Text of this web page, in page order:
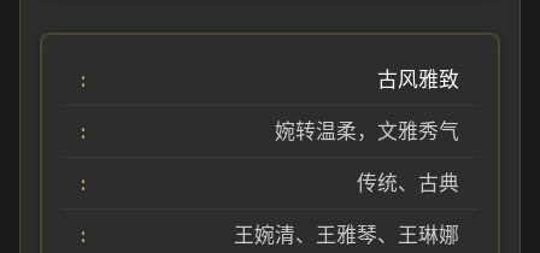
古风雅致
婉转温柔，文雅秀气
传统、古典
王婉清、王雅琴、王琳娜